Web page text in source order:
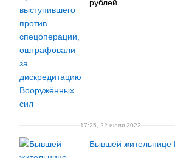
рублей.
17:25, 22 июля 2022
Бывшей жительнице